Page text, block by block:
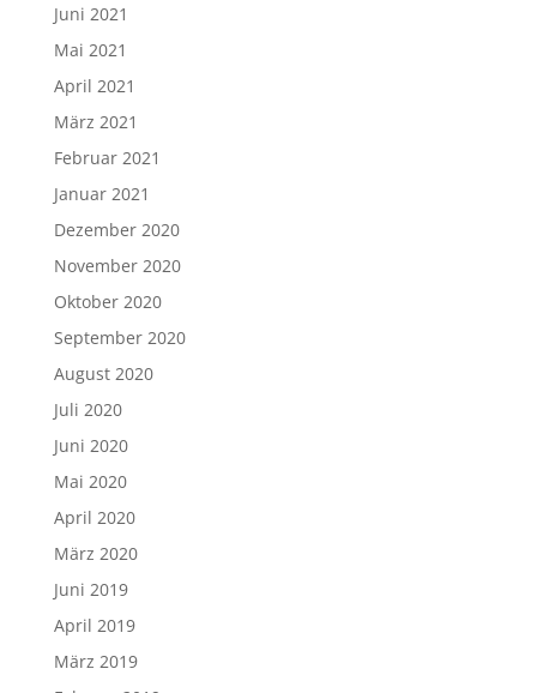
Juni 2021
Mai 2021
April 2021
März 2021
Februar 2021
Januar 2021
Dezember 2020
November 2020
Oktober 2020
September 2020
August 2020
Juli 2020
Juni 2020
Mai 2020
April 2020
März 2020
Juni 2019
April 2019
März 2019